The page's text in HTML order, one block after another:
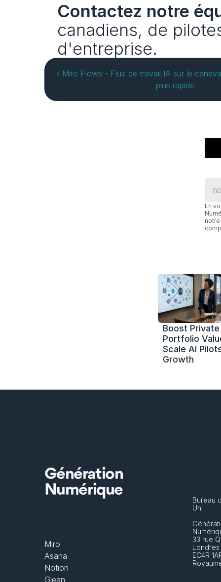
Contactez notre
canadiens, de
d'entreprise.
‹ Miro Flows - Flux de travail IA sur le
plus rapide
En
Boost
Portfolio
Scale AI
Growth
Génération
Numérique
Miro
Asana
Notion
Glean
Bureau
Uni
33 rue
Londres
EC4R